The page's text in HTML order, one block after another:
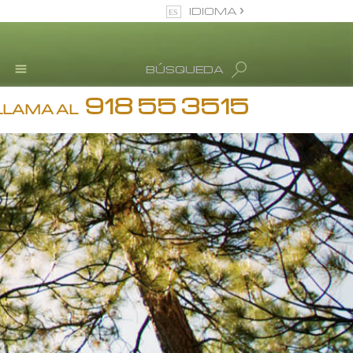
drogas
Blog
L. Ronald Hubbard
BÚSQUEDA
IDIOMA
Todas las Regiones/Idiomas
AL 918 55 3515